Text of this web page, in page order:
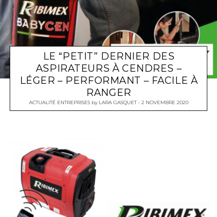
LE “PETIT” DERNIER DES
ASPIRATEURS À CENDRES –
LÉGER – PERFORMANT – FACILE À
RANGER
ACTUALITÉ ENTREPRISES by LARA GASQUET 2 NOVEMBRE 2020